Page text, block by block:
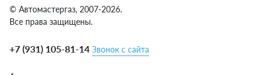
© Автомастергаз, 2007-2026.
Все права защищены.
+7 (931) 105-81-14 Звонок с сайта